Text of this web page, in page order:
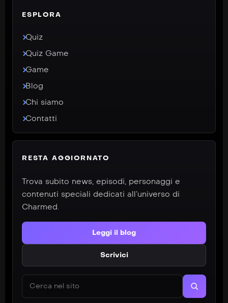
ESPLORA
Quiz
Quiz Game
Game
Blog
Chi siamo
Contatti
RESTA AGGIORNATO
Trova subito news, episodi, personaggi e
contenuti speciali dedicati all’universo di
Charmed.
Leggi il blog
Scrivici
Cerca nel sito